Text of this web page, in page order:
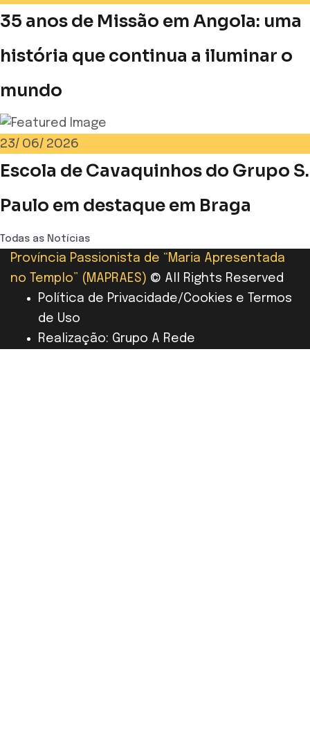
35 anos de Missão em Angola: uma
história que continua a iluminar o
mundo
23/ 06/ 2026
Escola de Cavaquinhos do Grupo S.
Paulo em destaque em Braga
Todas as Notícias
Província Passionista de “Maria Apresentada
no Templo” (MAPRAES) © All Rights Reserved
Política de Privacidade/Cookies e Termos
de Uso
Realização: Grupo A Rede